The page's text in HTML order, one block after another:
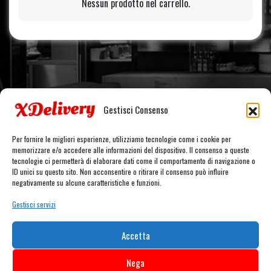
Gestisci Consenso
Per fornire le migliori esperienze, utilizziamo tecnologie come i cookie per
memorizzare e/o accedere alle informazioni del dispositivo. Il consenso a queste
tecnologie ci permetterà di elaborare dati come il comportamento di navigazione o
ID unici su questo sito. Non acconsentire o ritirare il consenso può influire
negativamente su alcune caratteristiche e funzioni.
Gestisci servizi
Accetta
Nega
del
Nessun prodotto nel carrello.